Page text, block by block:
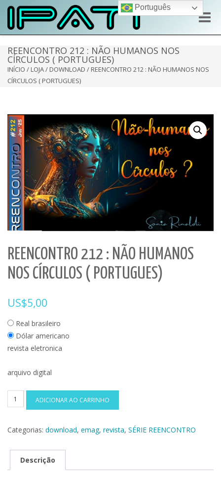
Toggle
REENCONTRO 212 : NÃO HUMANOS NOS
CÍRCULOS ( PORTUGUES)
INÍCIO / LOJA/ DOWNLOAD / REENCONTRO 212 : NÃO HUMANOS NOS
CÍRCULOS ( PORTUGUES)
REENCONTRO 212 : NÃO HUMANOS
NOS CÍRCULOS ( PORTUGUES)
US$5,00
Real brasileiro
Dólar americano
revista eletronica
arquivo digital
REENCONTRO
212
NÃO
NOS
CÍRCULOS
ADICIONAR AO CARRINHO
Categorias: download, emag, revista, SÉRIE REENCONTRO
Descrição
Português